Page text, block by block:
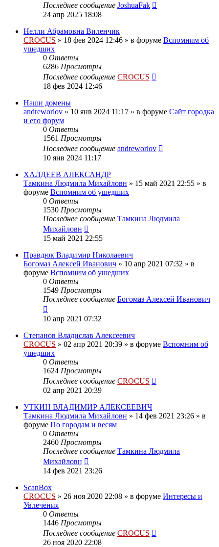
Последнее сообщение JoshuaFak
24 апр 2025 18:08
Нелли Абрамовна Виленчик
CROCUS » 18 фев 2024 12:46 » в форуме Вспомним об
ушедших
0 Ответы
6286 Просмотры
Последнее сообщение CROCUS
18 фев 2024 12:46
Наши домены
andreworlov » 10 янв 2024 11:17 » в форуме Сайт городка
и его форум
0 Ответы
1561 Просмотры
Последнее сообщение andreworlov
10 янв 2024 11:17
ХАЛДЕЕВ АЛЕКСАНДР
Тамкина Людмила Михайловн » 15 май 2021 22:55 » в
форуме Вспомним об ушедших
0 Ответы
1530 Просмотры
Последнее сообщение Тамкина Людмила
Михайловн
15 май 2021 22:55
Правдюк Владимир Николаевич
Богомаз Алексей Иванович » 10 апр 2021 07:32 » в
форуме Вспомним об ушедших
0 Ответы
1549 Просмотры
Последнее сообщение Богомаз Алексей Иванович
10 апр 2021 07:32
Степанов Владислав Алексеевич
CROCUS » 02 апр 2021 20:39 » в форуме Вспомним об
ушедших
0 Ответы
1624 Просмотры
Последнее сообщение CROCUS
02 апр 2021 20:39
УТКИН ВЛАДИМИР АЛЕКСЕЕВИЧ
Тамкина Людмила Михайловн » 14 фев 2021 23:26 » в
форуме По городам и весям
0 Ответы
2460 Просмотры
Последнее сообщение Тамкина Людмила
Михайловн
14 фев 2021 23:26
ScanBox
CROCUS » 26 ноя 2020 22:08 » в форуме Интересы и
Увлечения
0 Ответы
1446 Просмотры
Последнее сообщение CROCUS
26 ноя 2020 22:08